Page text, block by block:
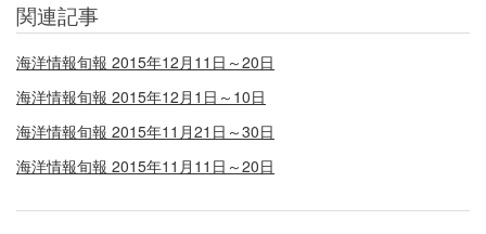
関連記事
海洋情報旬報 2015年12月11日～20日
海洋情報旬報 2015年12月1日～10日
海洋情報旬報 2015年11月21日～30日
海洋情報旬報 2015年11月11日～20日